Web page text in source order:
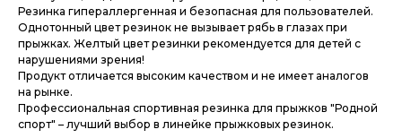
Резинка гипераллергенная и безопасная для пользователей.
Однотонный цвет резинок не вызывает рябь в глазах при
прыжках. Желтый цвет резинки рекомендуется для детей с
нарушениями зрения!
Продукт отличается высоким качеством и не имеет аналогов
на рынке.
Профессиональная спортивная резинка для прыжков "Родной
спорт" – лучший выбор в линейке прыжковых резинок.